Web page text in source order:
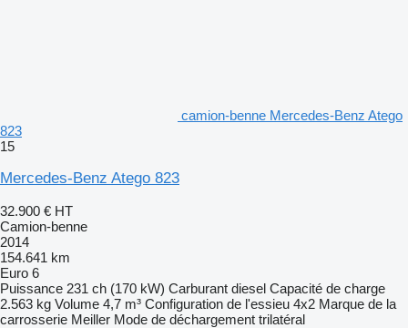
camion-benne Mercedes-Benz Atego
823
15
Mercedes-Benz Atego 823
32.900 € HT
Camion-benne
2014
154.641 km
Euro 6
Puissance 231 ch (170 kW) Carburant diesel Capacité de charge
2.563 kg Volume 4,7 m³ Configuration de l'essieu 4x2 Marque de la
carrosserie Meiller Mode de déchargement trilatéral